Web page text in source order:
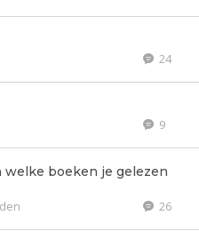
24
9
boeken je gelezen
26